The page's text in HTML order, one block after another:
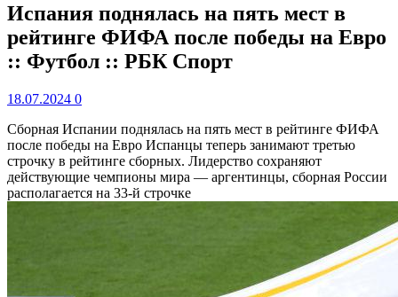
Испания поднялась на пять мест в
рейтинге ФИФА после победы на Евро
:: Футбол :: РБК Спорт
18.07.2024 0
Сборная Испании поднялась на пять мест в рейтинге ФИФА
после победы на Евро Испанцы теперь занимают третью
строчку в рейтинге сборных. Лидерство сохраняют
действующие чемпионы мира — аргентинцы, сборная России
располагается на 33-й строчке